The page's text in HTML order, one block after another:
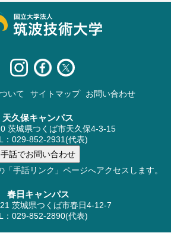
いて サイトマップ お問い合わせ
天久保キャンパス
茨城県つくば市天久保4-3-15
：029-852-2931(代表)
手話リンク」ページへアクセスします。
春日キャンパス
茨城県つくば市春日4-12-7
：029-852-2890(代表)